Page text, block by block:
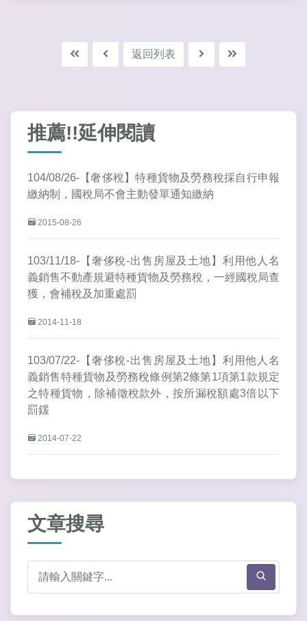
返回列表
推薦!!延伸閱讀
104/08/26-【奢侈稅】特種貨物及勞務稅採自行申報
繳納制，國稅局不會主動發單通知繳納
2015-08-26
103/11/18-【奢侈稅-出售房屋及土地】利用他人名
義銷售不動產規避特種貨物及勞務稅，一經國稅局查
獲，會補稅及加重處罰
2014-11-18
103/07/22-【奢侈稅-出售房屋及土地】利用他人名
義銷售特種貨物及勞務稅條例第2條第1項第1款規定
之特種貨物，除補徵稅款外，按所漏稅額處3倍以下
罰鍰
2014-07-22
文章搜尋